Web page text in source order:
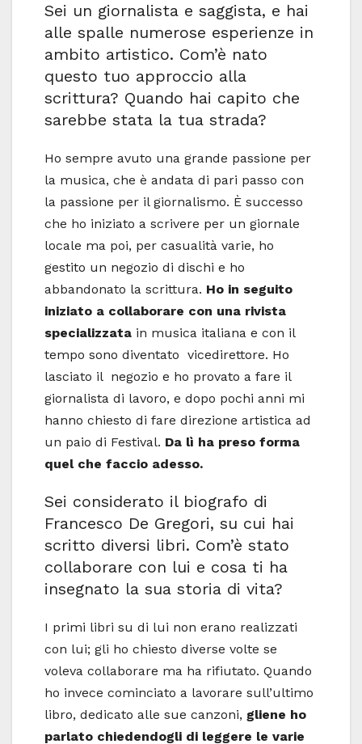
Sei un giornalista e saggista, e hai
alle spalle numerose esperienze in
ambito artistico. Com’è nato
questo tuo approccio alla
scrittura? Quando hai capito che
sarebbe stata la tua strada?
Ho sempre avuto una grande passione per
la musica, che è andata di pari passo con
la passione per il giornalismo. È successo
che ho iniziato a scrivere per un giornale
locale ma poi, per casualità varie, ho
gestito un negozio di dischi e ho
abbandonato la scrittura. Ho in seguito
iniziato a collaborare con una rivista
specializzata in musica italiana e con il
tempo sono diventato vicedirettore. Ho
lasciato il negozio e ho provato a fare il
giornalista di lavoro, e dopo pochi anni mi
hanno chiesto di fare direzione artistica ad
un paio di Festival. Da lì ha preso forma
quel che faccio adesso.
Sei considerato il biografo di
Francesco De Gregori, su cui hai
scritto diversi libri. Com’è stato
collaborare con lui e cosa ti ha
insegnato la sua storia di vita?
I primi libri su di lui non erano realizzati
con lui; gli ho chiesto diverse volte se
voleva collaborare ma ha rifiutato. Quando
ho invece cominciato a lavorare sull’ultimo
libro, dedicato alle sue canzoni, gliene ho
parlato chiedendogli di leggere le varie